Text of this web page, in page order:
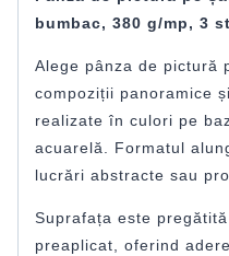
bumbac, 380 g/mp, 3
Alege pânza de pictură
compoziții panoramice
realizate în culori pe
acuarelă. Formatul
lucrări abstracte sau
Suprafața este
preaplicat, oferind